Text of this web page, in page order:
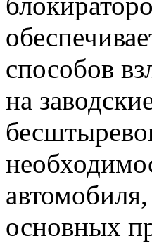
способов
на
основных